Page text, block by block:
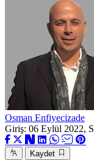
Osman Enfiyecizade
Giriş: 06 Eylül 2022,
Kaydet